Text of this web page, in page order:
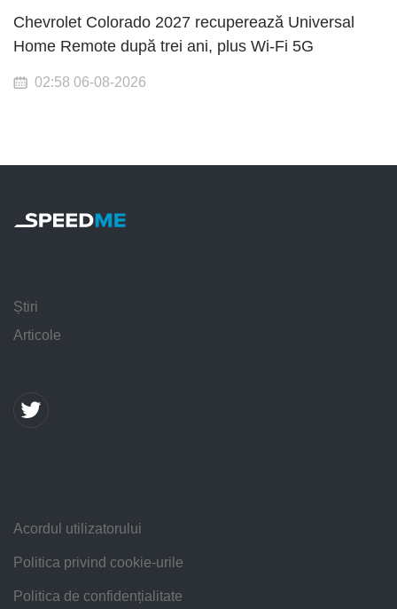
Chevrolet Colorado 2027 recuperează Universal
Home Remote după trei ani, plus Wi-Fi 5G
02:58 06-08-2026
Știri
Articole
Acordul utilizatorului
Politica privind cookie-urile
Politica de confidențialitate